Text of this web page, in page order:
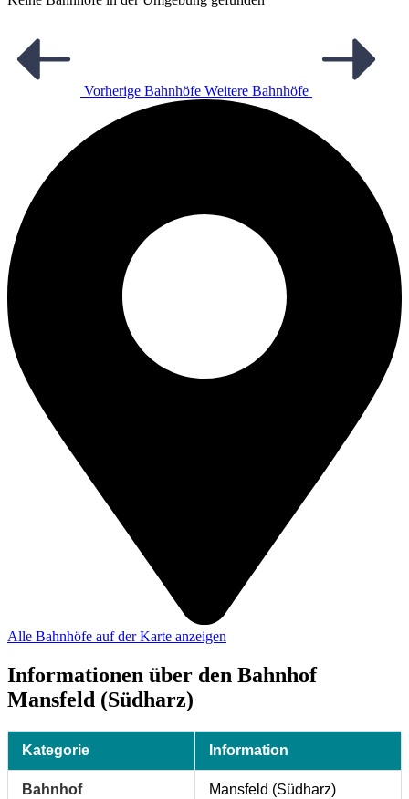
Vorherige Bahnhöfe Weitere Bahnhöfe
Alle Bahnhöfe auf der Karte anzeigen
Informationen über den Bahnhof
Mansfeld (Südharz)
Kategorie Information
Bahnhof Mansfeld (Südharz)